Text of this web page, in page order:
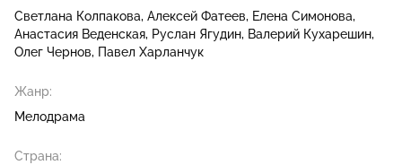
Светлана Колпакова Алексей Фатеев
Елена Симонова
Анастасия Веденская Руслан Ягудин Валерий Кухарешин
Олег Чернов
Павел Харланчук
Жанр:
Мелодрама
Страна: